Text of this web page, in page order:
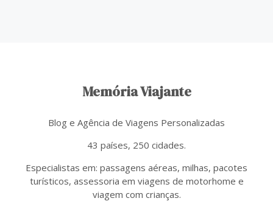
Memória Viajante
Blog e Agência de Viagens Personalizadas
43 países, 250 cidades.
Especialistas em: passagens aéreas, milhas, pacotes
turísticos, assessoria em viagens de motorhome e
viagem com crianças.